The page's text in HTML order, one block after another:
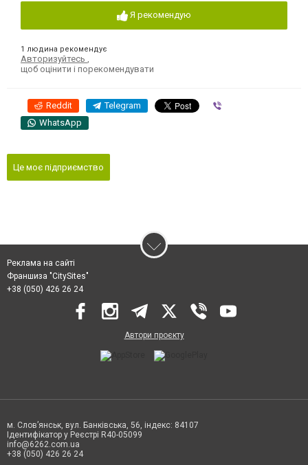
Я рекомендую
1 людина рекомендує
Авторизуйтесь
щоб оцінити і порекомендувати
Reddit Telegram
WhatsApp
Це моє підприємство
Реклама на сайті
Франшиза "CitySites"
+38 (050) 426 26 24
Автори проєкту
м. Слов’янськ, вул. Банківська, 56, індекс: 84107
Ідентифікатор у Реєстрі R40-05099
info@6262.com.ua
+38 (050) 426 26 24